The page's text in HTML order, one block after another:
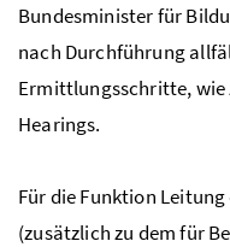
Bundesminister für
nach Durchführung
Ermittlungsschritte, wie
Hearings.
Für die Funktion
(zusätzlich zu dem für